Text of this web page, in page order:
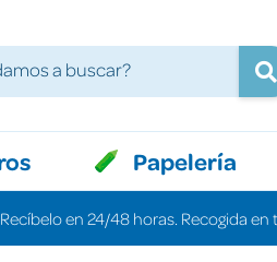
Papelería
en 24/48 horas. Recogida en